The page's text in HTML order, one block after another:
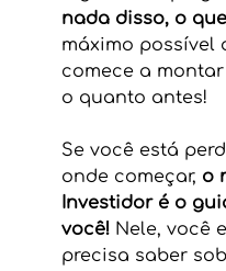
nada disso, o
máximo possível
comece a
o quanto antes!
Se você está
onde começar, o
Investidor é o
você! Nele, você
precisa saber